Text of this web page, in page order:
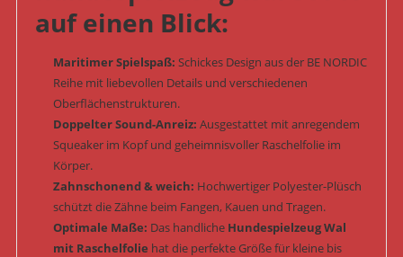
auf einen Blick:
Maritimer Spielspaß: Schickes Design aus der BE NORDIC
Reihe mit liebevollen Details und verschiedenen
Oberflächenstrukturen.
Doppelter Sound-Anreiz: Ausgestattet mit anregendem
Squeaker im Kopf und geheimnisvoller Raschelfolie im
Körper.
Zahnschonend & weich: Hochwertiger Polyester-Plüsch
schützt die Zähne beim Fangen, Kauen und Tragen.
Optimale Maße: Das handliche Hundespielzeug Wal
mit Raschelfolie hat die perfekte Größe für kleine bis